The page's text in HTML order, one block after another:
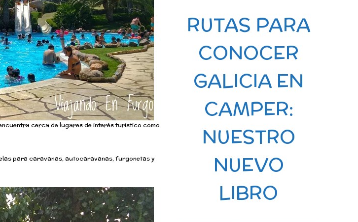
cerca delugares de interés turístico como
para caravanas, autocaravanas, furgonetas y
RUTAS PARA
CONOCER
GALICIA EN
CAMPER:
NUESTRO
NUEVO
LIBRO